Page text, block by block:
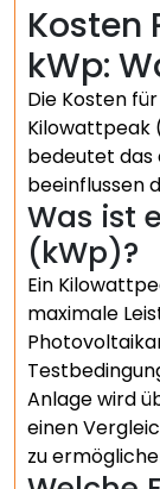
Kosten
kWp:
Die Kosten
Kilowattpeak
bedeutet das
beeinflussen
Was ist
(kWp)?
Ein
maximale
Anlage wird
einen
zu